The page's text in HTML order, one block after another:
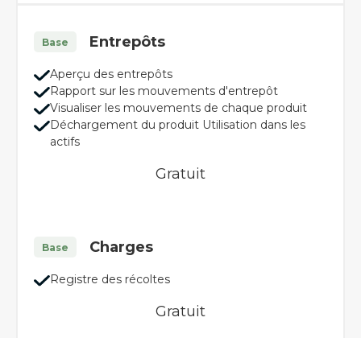
Base Entrepôts
Aperçu des entrepôts
Rapport sur les mouvements d'entrepôt
Visualiser les mouvements de chaque produit
Déchargement du produit Utilisation dans les
actifs
Gratuit
Base Charges
Registre des récoltes
Gratuit